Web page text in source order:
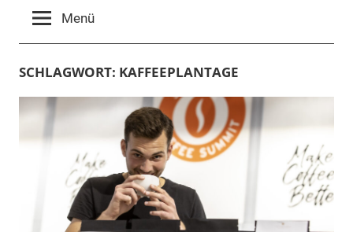
Schnack
Menü
SCHLAGWORT: KAFFEEPLANTAGE